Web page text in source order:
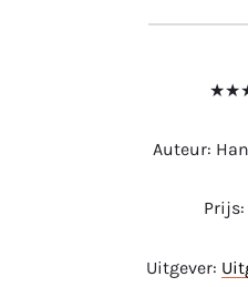
Auteur:
Prijs:
Uitgever: